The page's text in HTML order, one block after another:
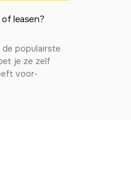
leasen?
de populairste
je ze zelf
voor-